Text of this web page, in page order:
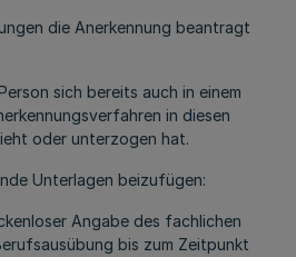
die Anerkennung beantragt
sich bereits auch in einem
in diesen
oder unterzogen hat.
Unterlagen beizufügen:
Angabe des fachlichen
bis zum Zeitpunkt